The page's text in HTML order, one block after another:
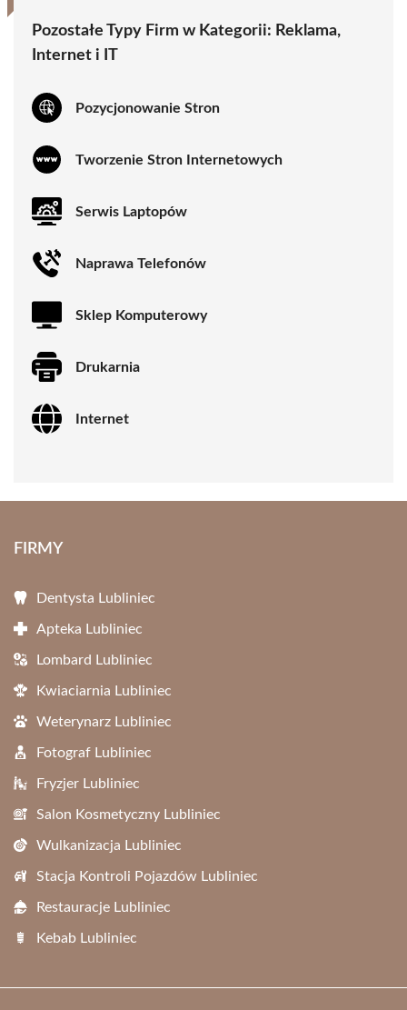
Pozostałe Typy Firm w Kategorii: Reklama,
Internet i IT
Pozycjonowanie Stron
Tworzenie Stron Internetowych
Serwis Laptopów
Naprawa Telefonów
Sklep Komputerowy
Drukarnia
Internet
FIRMY
Dentysta Lubliniec
Apteka Lubliniec
Lombard Lubliniec
Kwiaciarnia Lubliniec
Weterynarz Lubliniec
Fotograf Lubliniec
Fryzjer Lubliniec
Salon Kosmetyczny Lubliniec
Wulkanizacja Lubliniec
Stacja Kontroli Pojazdów Lubliniec
Restauracje Lubliniec
Kebab Lubliniec